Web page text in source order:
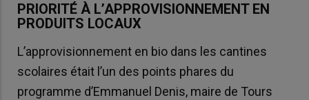
PRIORITÉ À L’APPROVISIONNEMENT EN
PRODUITS LOCAUX
L’approvisionnement en bio dans les cantines
scolaires était l’un des points phares du
programme d’Emmanuel Denis, maire de Tours